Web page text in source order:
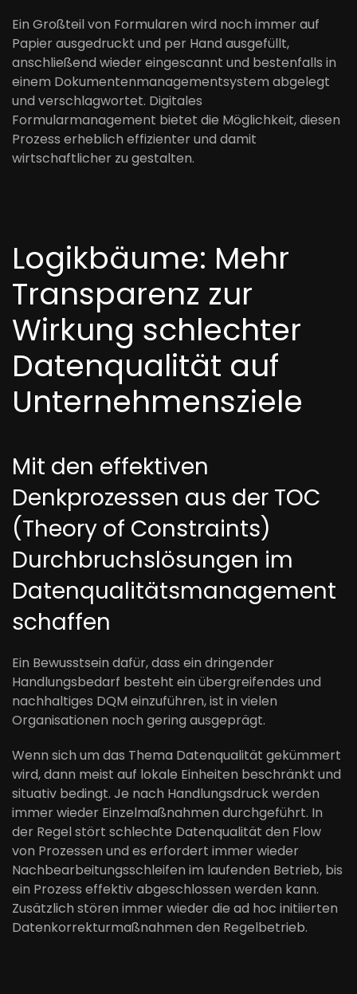
Ein Großteil von Formularen wird noch immer auf
Papier ausgedruckt und per Hand ausgefüllt,
anschließend wieder eingescannt und bestenfalls in
einem Dokumentenmanagementsystem abgelegt
und verschlagwortet. Digitales
Formularmanagement bietet die Möglichkeit, diesen
Prozess erheblich effizienter und damit
wirtschaftlicher zu gestalten.
Logikbäume: Mehr
Transparenz zur
Wirkung schlechter
Datenqualität auf
Unternehmensziele
Mit den effektiven
Denkprozessen aus der TOC
(Theory of Constraints)
Durchbruchslösungen im
Datenqualitätsmanagement
schaffen
Ein Bewusstsein dafür, dass ein dringender
Handlungsbedarf besteht ein übergreifendes und
nachhaltiges DQM einzuführen, ist in vielen
Organisationen noch gering ausgeprägt.
Wenn sich um das Thema Datenqualität gekümmert
wird, dann meist auf lokale Einheiten beschränkt und
situativ bedingt. Je nach Handlungsdruck werden
immer wieder Einzelmaßnahmen durchgeführt. In
der Regel stört schlechte Datenqualität den Flow
von Prozessen und es erfordert immer wieder
Nachbearbeitungsschleifen im laufenden Betrieb, bis
ein Prozess effektiv abgeschlossen werden kann.
Zusätzlich stören immer wieder die ad hoc initiierten
Datenkorrekturmaßnahmen den Regelbetrieb.